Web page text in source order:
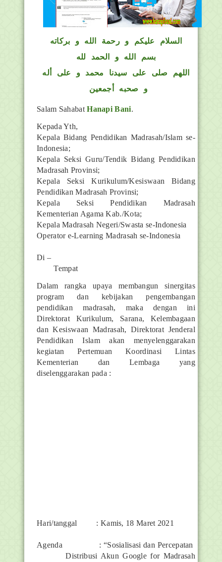
السلام عليكم و رحمة الله و بركاته
بسم الله و الحمد لله
اللهم صلى على سيدنا محمد و على أله
و صحبه أجمعين
Salam SahabatHanapi Bani.
Kepada Yth,
Kepala Bidang Pendidikan Madrasah/Islam se-
Indonesia;
Kepala Seksi Guru/Tendik Bidang Pendidikan
Madrasah Provinsi;
Kepala Seksi Kurikulum/Kesiswaan Bidang
Pendidikan Madrasah Provinsi;
Kepala Seksi Pendidikan Madrasah
Kementerian Agama Kab./Kota;
Kepala Madrasah Negeri/Swasta se-Indonesia
Operator e-Learning Madrasah se-Indonesia
Di –
Tempat
Dalam rangka upaya membangun sinergitas
program dan kebijakan pengembangan
pendidikan madrasah, maka dengan ini
Direktorat Kurikulum, Sarana, Kelembagaan
dan Kesiswaan Madrasah, Direktorat Jenderal
Pendidikan Islam akan menyelenggarakan
kegiatan Pertemuan Koordinasi Lintas
Kementerian dan Lembaga yang
diselenggarakan pada :
Hari/tanggal : Kamis, 18 Maret 2021
Agenda
: “Sosialisasi dan Percepatan
Distribusi Akun Google for Madrasah